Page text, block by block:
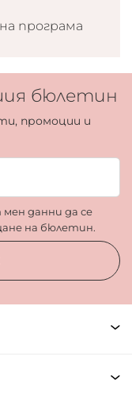
програма
бюлетин
промоции и
данни да се
на бюлетин.